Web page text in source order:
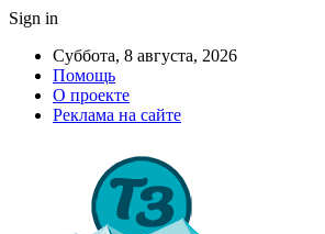
Sign in
Суббота, 8 августа, 2026
Помощь
О проекте
Реклама на сайте